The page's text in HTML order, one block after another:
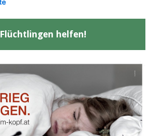
Flüchtlingen helfen!